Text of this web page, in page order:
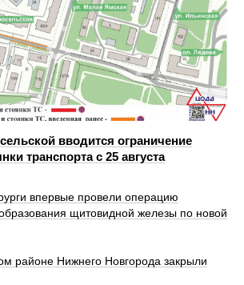
вводится ограничение
транспорта с 25 августа
впервые провели операцию
щитовидной железы по новой
районе Нижнего Новгорода закрыли